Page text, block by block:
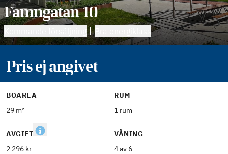
Famngatan 10
Pris ej angivet
BOAREA
29 m²
RUM
1 rum
AVGIFT
2 296 kr
VÅNING
4 av 6